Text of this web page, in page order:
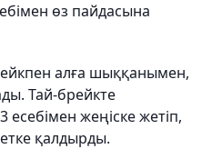
өз пайдасына
алға шыққанымен,
Тай-брейкте
жеңіске жетіп,
қалдырды.